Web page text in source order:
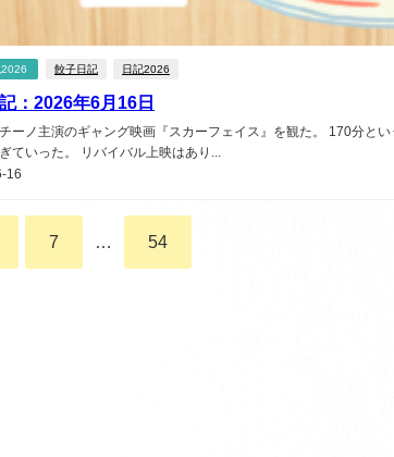
2026 餃子日記 日記2026
：2026年6月16日
ーノ主演のギャング映画『スカーフェイス』を観た。 170分と
ていった。 リバイバル上映はあり...
16
7 54